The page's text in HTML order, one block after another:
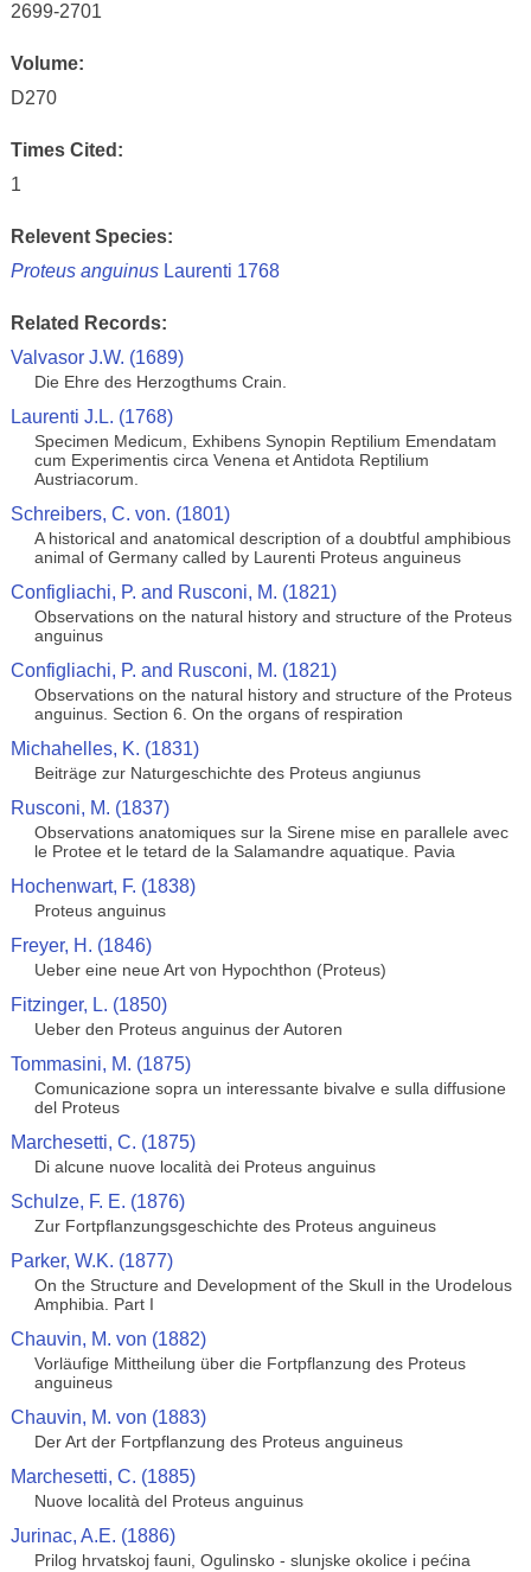
2699-2701
Volume:
D270
Times Cited:
1
Relevent Species:
Proteus anguinusLaurenti 1768
Related Records:
Valvasor J.W. (1689)
Die Ehre des Herzogthums Crain.
Laurenti J.L. (1768)
Specimen Medicum, Exhibens Synopin Reptilium Emendatam
cum Experimentis circa Venena et Antidota Reptilium
Austriacorum.
Schreibers, C. von. (1801)
A historical and anatomical description of a doubtful amphibious
animal of Germany called by Laurenti Proteus anguineus
Configliachi, P. and Rusconi, M. (1821)
Observations on the natural history and structure of the Proteus
anguinus
Configliachi, P. and Rusconi, M. (1821)
Observations on the natural history and structure of the Proteus
anguinus. Section 6. On the organs of respiration
Michahelles, K. (1831)
Beiträge zur Naturgeschichte des Proteus angiunus
Rusconi, M. (1837)
Observations anatomiques sur la Sirene mise en parallele avec
le Protee et le tetard de la Salamandre aquatique. Pavia
Hochenwart, F. (1838)
Proteus anguinus
Freyer, H. (1846)
Ueber eine neue Art von Hypochthon (Proteus)
Fitzinger, L. (1850)
Ueber den Proteus anguinus der Autoren
Tommasini, M. (1875)
Comunicazione sopra un interessante bivalve e sulla diffusione
del Proteus
Marchesetti, C. (1875)
Di alcune nuove località dei Proteus anguinus
Schulze, F. E. (1876)
Zur Fortpflanzungsgeschichte des Proteus anguineus
Parker, W.K. (1877)
On the Structure and Development of the Skull in the Urodelous
Amphibia. Part I
Chauvin, M. von (1882)
Vorläufige Mittheilung über die Fortpflanzung des Proteus
anguineus
Chauvin, M. von (1883)
Der Art der Fortpflanzung des Proteus anguineus
Marchesetti, C. (1885)
Nuove località del Proteus anguinus
Jurinac, A.E. (1886)
Prilog hrvatskoj fauni, Ogulinsko - slunjske okolice i pećina